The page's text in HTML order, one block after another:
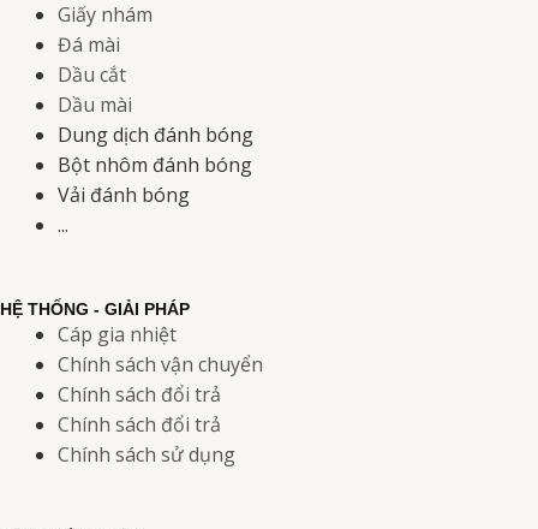
Giấy nhám
Đá mài
Dầu cắt
Dầu mài
Dung dịch đánh bóng
Bột nhôm đánh bóng
Vải đánh bóng
...
HỆ THỐNG - GIẢI PHÁP
Cáp gia nhiệt
Chính sách vận chuyển
Chính sách đổi trả
Chính sách đổi trả
Chính sách sử dụng